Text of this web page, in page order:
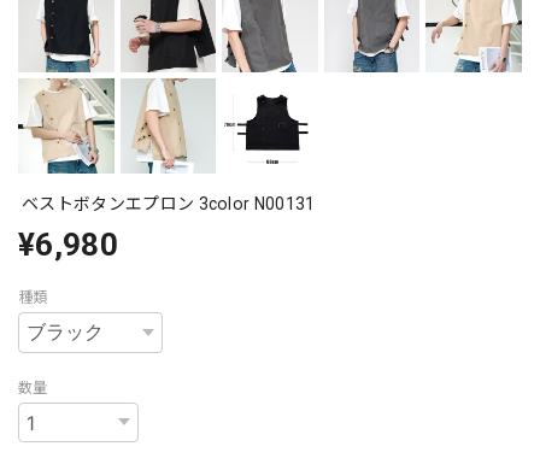
ベストボタンエプロン 3color N00131
¥6,980
種類
数量